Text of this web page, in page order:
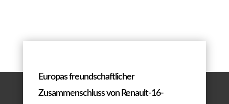
Europas freundschaftlicher
Zusammenschluss von Renault-16-